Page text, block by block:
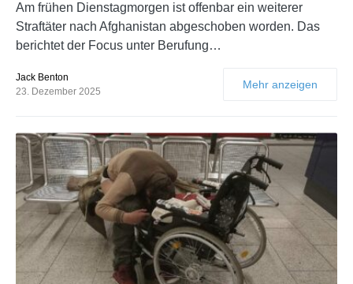
Am frühen Dienstagmorgen ist offenbar ein weiterer
Straftäter nach Afghanistan abgeschoben worden. Das
berichtet der Focus unter Berufung…
Jack Benton
23. Dezember 2025
Mehr anzeigen